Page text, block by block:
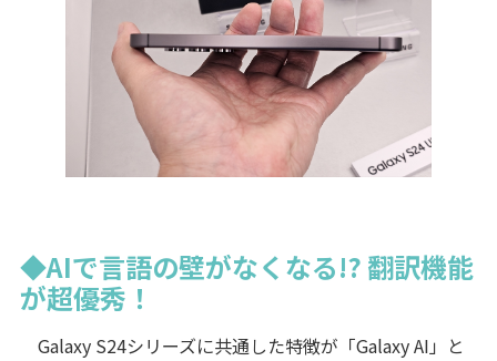
◆AIで言語の壁がなくなる!? 翻訳機能
が超優秀！
Galaxy S24シリーズに共通した特徴が「Galaxy AI」と